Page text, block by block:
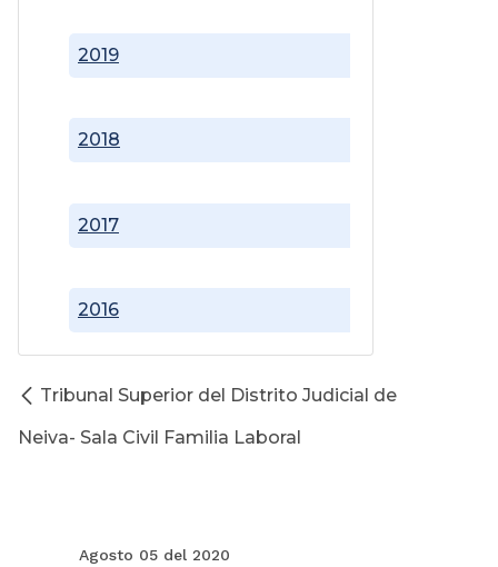
2016
2017
2018
2019
Tribunal Superior del Distrito Judicial de
Neiva- Sala Civil Familia Laboral
Agosto 05 del 2020